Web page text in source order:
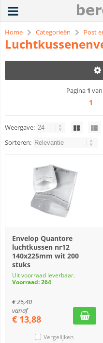
Home Categorieën Post
Pagina 1 van
1
Weergave:
Sorteren:
Envelop Quantore
luchtkussen nr12
140x225mm wit 200
stuks
Uit voorraad leverbaar.
Voorraad: 264
€26,40
vanaf
€ 13,88
Vergelijken